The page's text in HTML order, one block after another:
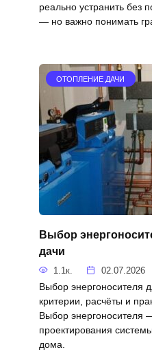
реально устранить без
— но важно понимать
ОТОПЛЕНИЕ ДАЧИ
Выбор
дачи
1.1к. 02.07.2026
Выбор энергоносителя
критерии, расчёты и
Выбор энергоносителя
проектирования
дома.